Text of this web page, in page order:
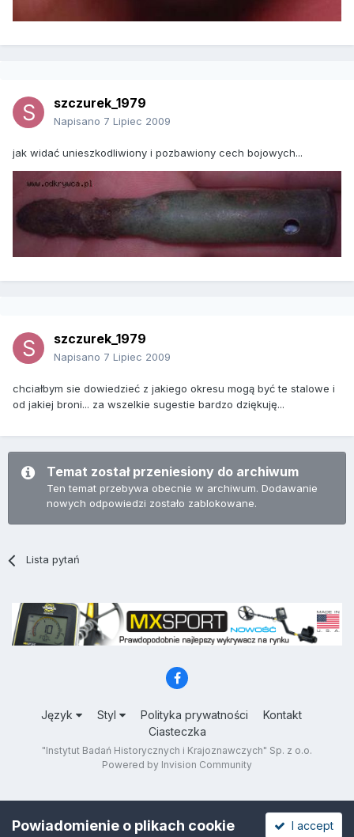
szczurek_1979
Napisano 7 Lipiec 2009
jak widać unieszkodliwiony i pozbawiony cech bojowych...
szczurek_1979
Napisano 7 Lipiec 2009
chciałbym sie dowiedzieć z jakiego okresu mogą być te stalowe i
od jakiej broni... za wszelkie sugestie bardzo dziękuję...
Temat został przeniesiony do archiwum
Ten temat przebywa obecnie w archiwum. Dodawanie
nowych odpowiedzi zostało zablokowane.
Lista pytań
Język Styl Polityka prywatności
Kontakt
Ciasteczka
"Instytut Badań Historycznych i Krajoznawczych" Sp. z o.o.
Powered by Invision Community
Powiadomienie o plikach cookie I accept